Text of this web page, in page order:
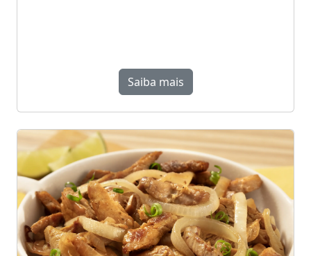
Saiba mais